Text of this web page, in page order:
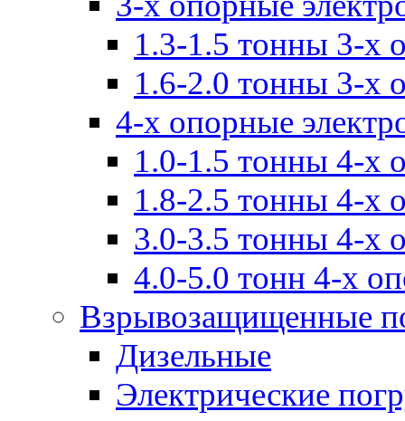
1.3-1.5 тонны 3-х
1.6-2.0 тонны 3-х
4-х опорные
1.0-1.5 тонны 4-х
1.8-2.5 тонны 4-х
3.0-3.5 тонны 4-х
4.0-5.0 тонн 4-х
Взрывозащищенные
Дизельные
Электрические